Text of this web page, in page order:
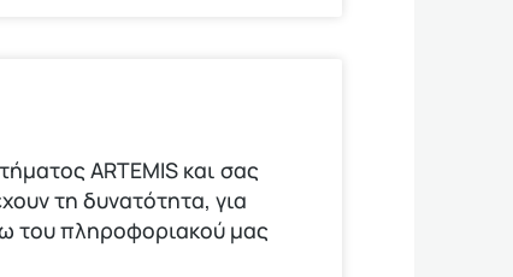
ARTEMIS και σας
τη δυνατότητα, για
του πληροφοριακού μας